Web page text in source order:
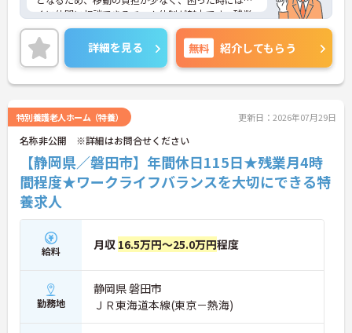
す
ぐに仲間に相談できるチーム体制が魅力です。残業
は全社平均残業月5時間程度と少なく、3日以上の連
続休暇で支援金が支給される独自の制度や、美容皮
膚科などの割引が受けられる福利厚生も充実してい
ます。ホスピスケアが初めてでも、充実した入社時
研修と資格取得支援制度を活用し、専門性を高めな
す。ご入居者さまの生きる喜びに寄り添いながらチ
ームで協力しながらより良いケアを提供したい方に
ぴったりの環境です。
★おすすめPOINT★
【「看取り・難病ケアのプロ」として成長できる環
境が整っています】
・がん末期・神経難病の方に特化したホスピス型住
得することができます
・入社時は先輩スタッフの同行訪問からスタートす
るため、訪問介護未経験の方も安心して業務に慣れ
ることができます
・訪問診療医と24時間連携し、チームで看取りに取
り組む体制が整っているため、「看取りのプロ」と
して他施設では得られない経験を積むことができま
詳細を見る 無料 紹介してもらう
特別養護老人ホーム（特養） 更新日：2026年07月29日
名称非公開 ※詳細はお問合せください
【静岡県／磐田市】年間休日115日★残業月4時
間程度★ワークライフバランスを大切にできる特
養求人
給料 月収 16.5万円～25.0万円程度
勤務地
静岡県 磐田市
ＪＲ東海道本線(東京－熱海)